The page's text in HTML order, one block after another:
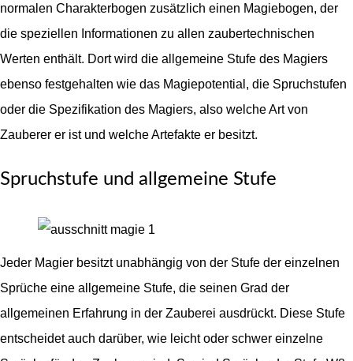
normalen Charakterbogen zusätzlich einen Magiebogen, der
die speziellen Informationen zu allen zaubertechnischen
Werten enthält. Dort wird die allgemeine Stufe des Magiers
ebenso festgehalten wie das Magiepotential, die Spruchstufen
oder die Spezifikation des Magiers, also welche Art von
Zauberer er ist und welche Artefakte er besitzt.
Spruchstufe und allgemeine Stufe
Jeder Magier besitzt unabhängig von der Stufe der einzelnen
Sprüche eine allgemeine Stufe, die seinen Grad der
allgemeinen Erfahrung in der Zauberei ausdrückt. Diese Stufe
entscheidet auch darüber, wie leicht oder schwer einzelne